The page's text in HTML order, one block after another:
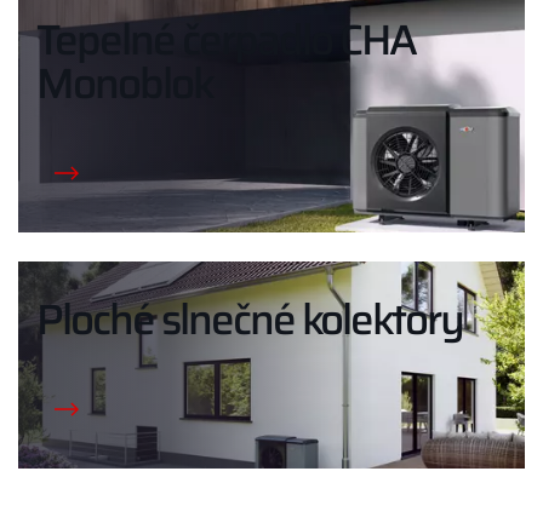
Tepelné čerpadlo CHA
Monoblok
Ploché slnečné kolektory